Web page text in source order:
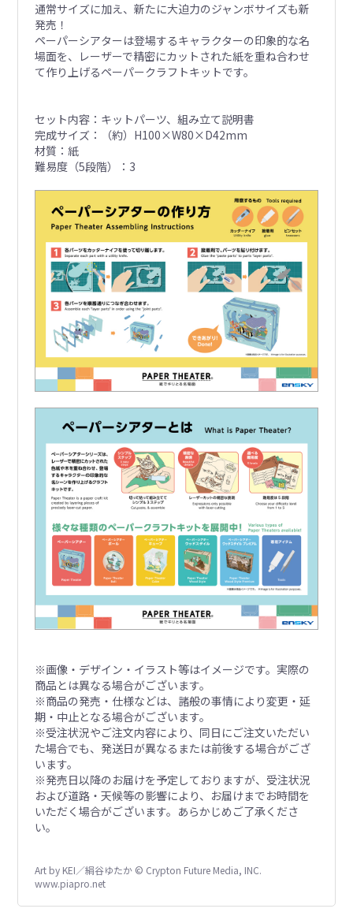
通常サイズに加え、新たに大迫力のジャンボサイズも新
発売！
ペーパーシアターは登場するキャラクターの印象的な名
場面を、レーザーで精密にカットされた紙を重ね合わせ
て作り上げるペーパークラフトキットです。
セット内容：キットパーツ、組み立て説明書
完成サイズ：（約）H100×W80×D42mm
材質：紙
難易度（5段階）：3
※画像・デザイン・イラスト等はイメージです。実際の
商品とは異なる場合がございます。
※商品の発売・仕様などは、諸般の事情により変更・延
期・中止となる場合がございます。
※受注状況やご注文内容により、同日にご注文いただい
た場合でも、発送日が異なるまたは前後する場合がござ
います。
※発売日以降のお届けを予定しておりますが、受注状況
および道路・天候等の影響により、お届けまでお時間を
いただく場合がございます。あらかじめご了承くださ
い。
Art by KEI／絹谷ゆたか © Crypton Future Media, INC.
www.piapro.net